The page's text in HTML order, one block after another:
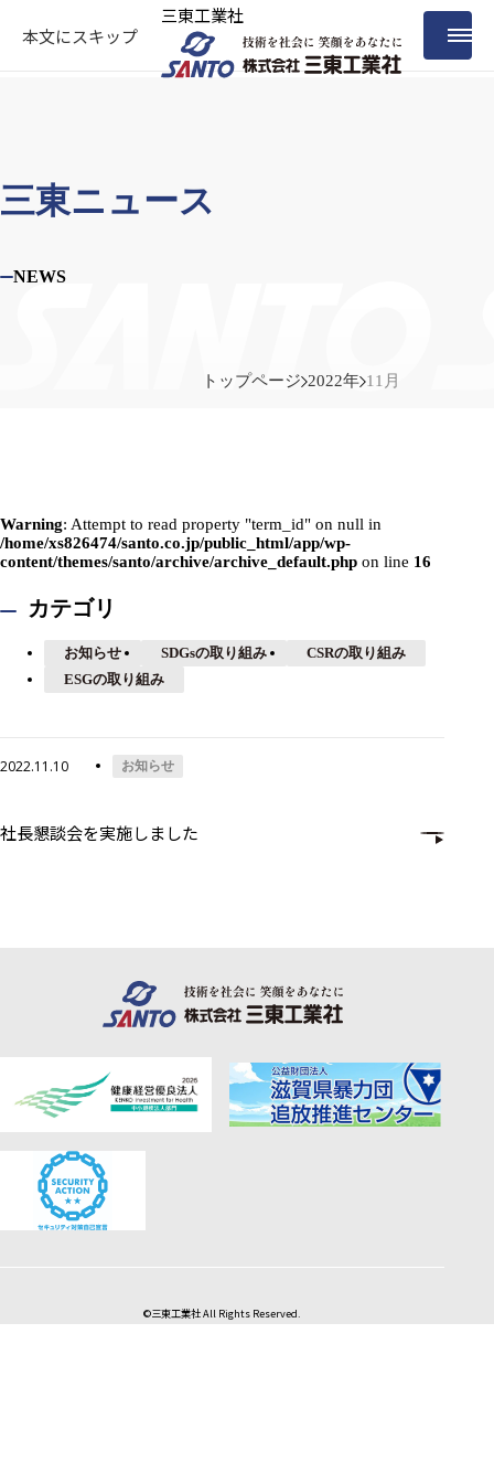
本文にスキップ
三東工業社
三東ニュース
NEWS
トップページ 2022年 11月
Warning: Attempt to read property "term_id" on null in
/home/xs826474/santo.co.jp/public_html/app/wp-
content/themes/santo/archive/archive_default.php on line 16
カテゴリ
お知らせ SDGsの取り組み
CSRの取り組み
ESGの取り組み
2022.11.10 お知らせ
社長懇談会を実施しました
©三東工業社 All Rights Reserved.